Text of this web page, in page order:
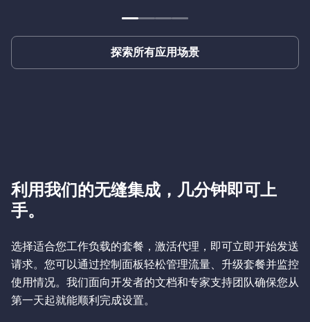
探索所有应用场景
利用我们的无缝集成，几分钟即可上
手。
选择适合您工作负载的套餐，激活代理，即可立即开始发送
请求。您可以通过控制面板轻松管理流量、升级套餐并监控
使用情况。我们面向开发者的文档和专家支持团队确保您从
第一天起就能顺利完成设置。